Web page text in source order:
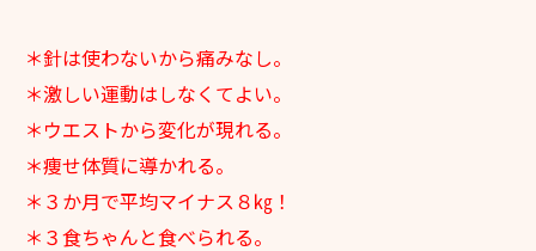
＊針は使わないから痛みなし。
＊激しい運動はしなくてよい。
＊ウエストから変化が現れる。
＊痩せ体質に導かれる。
＊３か月で平均マイナス８㎏！
＊３食ちゃんと食べられる。